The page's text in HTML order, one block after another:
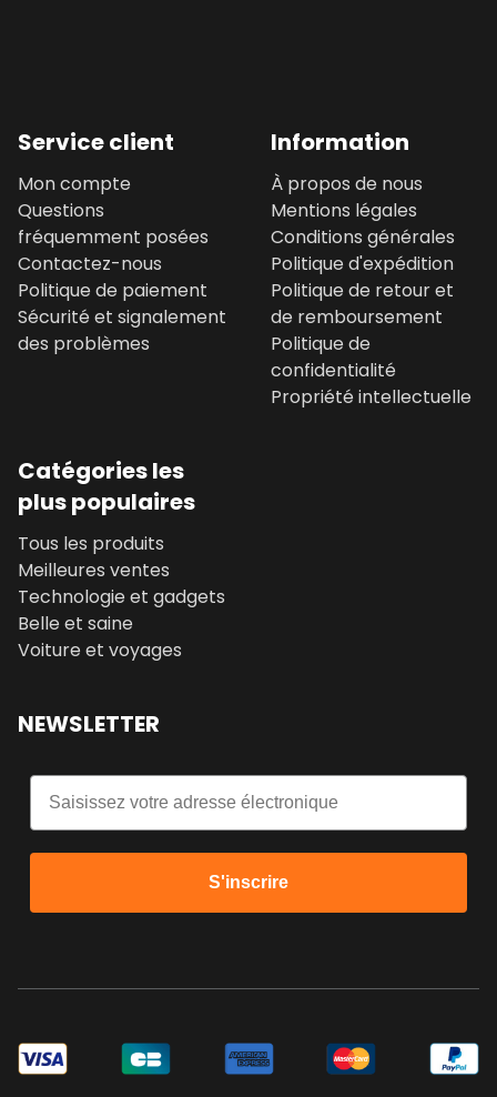
Service client
Mon compte
Questions
fréquemment posées
Contactez-nous
Politique de paiement
Sécurité et signalement
des problèmes
Information
À propos de nous
Mentions légales
Conditions générales
Politique d'expédition
Politique de retour et
de remboursement
Politique de
confidentialité
Propriété intellectuelle
Catégories les
plus populaires
Tous les produits
Meilleures ventes
Technologie et gadgets
Belle et saine
Voiture et voyages
NEWSLETTER
Email
S'inscrire